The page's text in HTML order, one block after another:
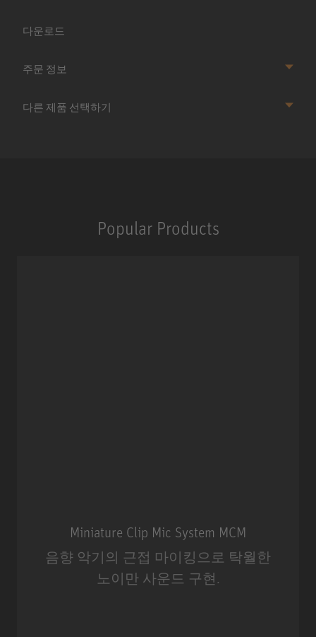
다운로드
주문 정보
다른 제품 선택하기
Popular Products
Miniature Clip Mic System MCM
음향 악기의 근접 마이킹으로 탁월한
노이만 사운드 구현.